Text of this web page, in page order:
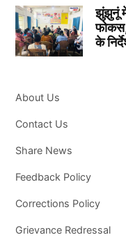
झुंझुनूं
के
About Us
Contact Us
Share News
Feedback Policy
Corrections Policy
Grievance Redressal